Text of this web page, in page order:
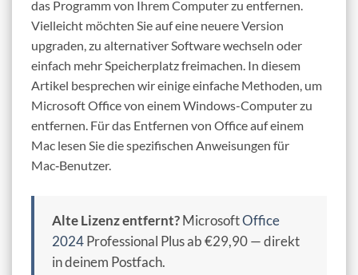
das Programm von Ihrem Computer zu entfernen.
Vielleicht möchten Sie auf eine neuere Version
upgraden, zu alternativer Software wechseln oder
einfach mehr Speicherplatz freimachen. In diesem
Artikel besprechen wir einige einfache Methoden, um
Microsoft Office von einem Windows-Computer zu
entfernen. Für das Entfernen von Office auf einem
Mac lesen Sie die spezifischen Anweisungen für
Mac‑Benutzer.
Alte Lizenz entfernt?MicrosoftOffice
2024Professional Plus ab €29,90 — direkt
in deinem Postfach.